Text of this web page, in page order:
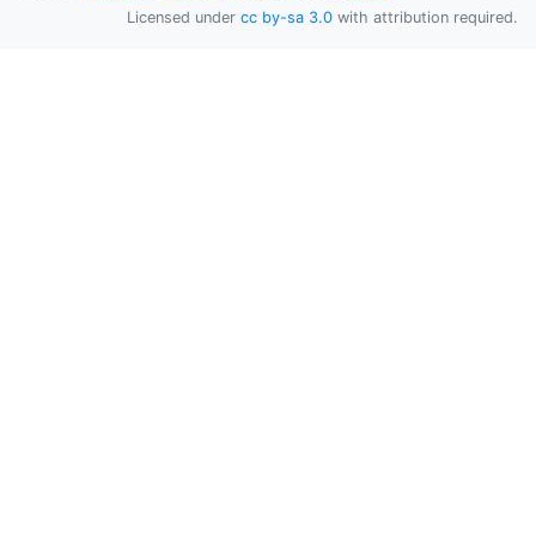
    };
Licensed under cc by-sa 3.0 with attribution required.